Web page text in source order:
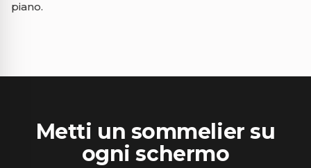
piano.
Metti un sommelier su
ogni schermo